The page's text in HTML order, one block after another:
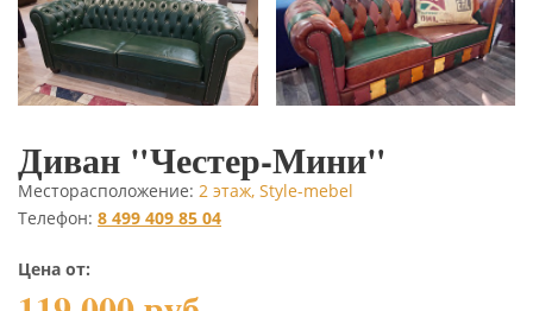
Диван "Честер-Мини"
Месторасположение: 2 этаж, Style-mebel
Телефон: 8 499 409 85 04
Цена от: